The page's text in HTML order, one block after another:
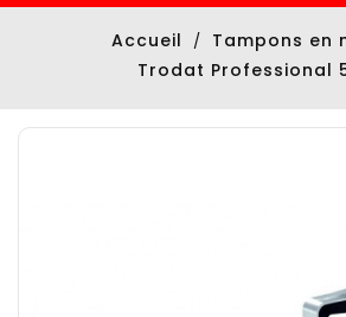
Accueil
Tampons en
Trodat Professional